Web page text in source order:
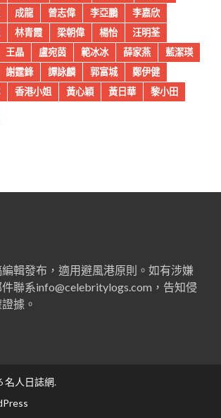
成龍 曾志偉 李亞鵬
李嘉欣
林青霞 梁朝偉 楊怡
汪明荃
王晶 盧宛茵 範冰冰 薛家燕
藍潔瑛
謝霆鋒 譚詠麟 郭富城
鄭伊健
香港小姐 黃心穎 黃日華
黎小田
輯發布，適用避風港原則。如有涉嫌
聯系info@celebritylogs.com ，告知侵
據。
名人日誌網.